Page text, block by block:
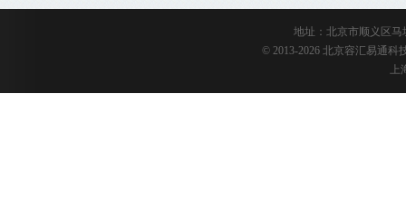
地址：北京市顺义区马
© 2013-2026 北京容汇易通